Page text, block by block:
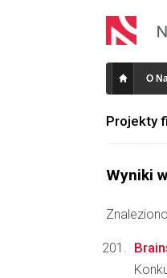
O
Projekty
Wyniki
Znaleziono